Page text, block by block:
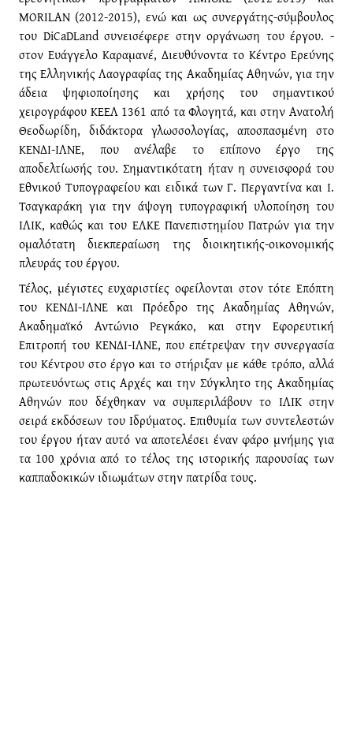
MORILAN (2012-2015), ενώ και ως συνεργάτης-σύμβουλος
του DiCaDLand συνεισέφερε στην οργάνωση του έργου. -
στον Ευάγγελο Καραμανέ, Διευθύνοντα το Κέντρο Ερεύνης
της Ελληνικής Λαογραφίας της Ακαδημίας Αθηνών, για την
άδεια ψηφιοποίησης και χρήσης του σημαντικού
χειρογράφου ΚΕΕΛ 1361 από τα Φλογητά, και στην Ανατολή
Θεοδωρίδη, διδάκτορα γλωσσολογίας, αποσπασμένη στο
ΚΕΝΔΙ-ΙΛΝΕ, που ανέλαβε το επίπονο έργο της
αποδελτίωσής του. Σημαντικότατη ήταν η συνεισφορά του
Εθνικού Τυπογραφείου και ειδικά των Γ. Περγαντίνα και Ι.
Τσαγκαράκη για την άψογη τυπογραφική υλοποίηση του
ΙΛΙΚ, καθώς και του ΕΛΚΕ Πανεπιστημίου Πατρών για την
ομαλότατη διεκπεραίωση της διοικητικής-οικονομικής
πλευράς του έργου.
Τέλος, μέγιστες ευχαριστίες οφείλονται στον τότε Επόπτη
του ΚΕΝΔΙ-ΙΛΝΕ και Πρόεδρο της Ακαδημίας Αθηνών,
Ακαδημαϊκό Αντώνιο Ρεγκάκο, και στην Εφορευτική
Επιτροπή του ΚΕΝΔΙ-ΙΛΝΕ, που επέτρεψαν την συνεργασία
του Κέντρου στο έργο και το στήριξαν με κάθε τρόπο, αλλά
πρωτευόντως στις Αρχές και την Σύγκλητο της Ακαδημίας
Αθηνών που δέχθηκαν να συμπεριλάβουν το ΙΛΙΚ στην
σειρά εκδόσεων του Ιδρύματος. Επιθυμία των συντελεστών
του έργου ήταν αυτό να αποτελέσει έναν φάρο μνήμης για
τα 100 χρόνια από το τέλος της ιστορικής παρουσίας των
καππαδοκικών ιδιωμάτων στην πατρίδα τους.